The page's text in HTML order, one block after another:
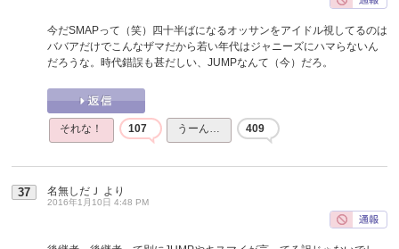
今だSMAPって（笑）四十半ばになるオッサンをアイドル視してるのは
ババアだけでこんなザマだから若い年代はジャニーズにハマらないん
だろうな。時代錯誤も甚だしい、JUMPなんて（今）だろ。
それな！ 107 うーん… 409
37 名無しだＪ より
2016年1月10日 4:48 PM